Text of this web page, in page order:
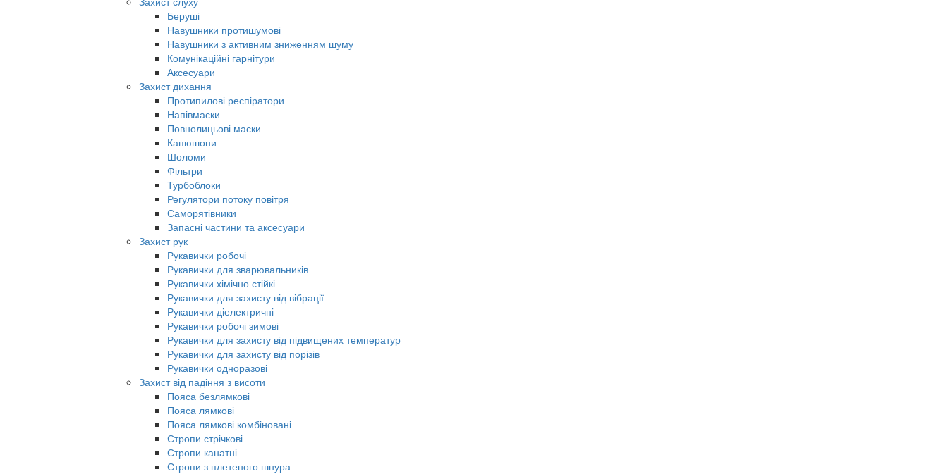
Беруші
Навушники протишумові
Навушники з активним зниженням шуму
Комунікаційні гарнітури
Аксесуари
Захист дихання
Протипилові респіратори
Напівмаски
Повнолицьові маски
Капюшони
Шоломи
Фільтри
Турбоблоки
Регулятори потоку повітря
Саморятівники
Запасні частини та аксесуари
Захист рук
Рукавички робочі
Рукавички для зварювальників
Рукавички хімічно стійкі
Рукавички для захисту від вібрації
Рукавички діелектричні
Рукавички робочі зимові
Рукавички для захисту від підвищених температур
Рукавички для захисту від порізів
Рукавички одноразові
Захист від падіння з висоти
Пояса безлямкові
Пояса лямкові
Пояса лямкові комбіновані
Стропи стрічкові
Стропи канатні
Стропи з плетеного шнура